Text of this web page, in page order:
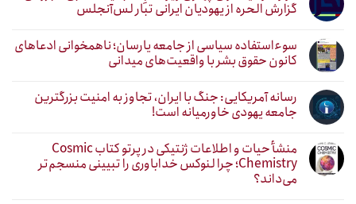
گزارش الحره از یهودیان ایرانی تبار لس‌آنجلس
سوءاستفاده سیاسی از جامعه یارسان؛ ناهمخوانی ادعاهای
کانون حقوق بشر با واقعیت‌های میدانی
رسانه آمریکایی: جنگ با ایران، تجاوز به امنیت بزرگترین
جامعه یهودی خاورمیانه است!
منشأ حیات و اطلاعات ژنتیکی در پرتو کتاب Cosmic
Chemistry؛ چرا لنوکس خداباوری را تبیینی منسجم‌تر
می‌داند؟